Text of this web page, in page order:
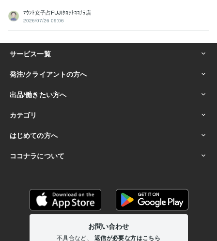
ﾏｳﾝﾄ女子占FUJIﾀﾛｯﾄｺｺﾅﾗ店
2026/07/26 09:06